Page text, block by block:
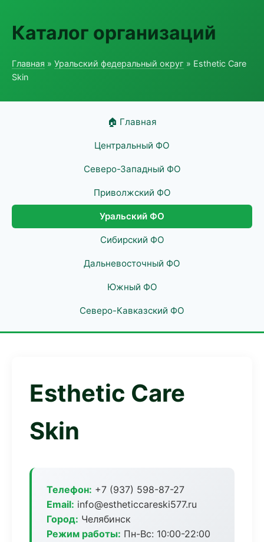
Каталог организаций
Главная » Уральский федеральный округ » Esthetic Care
Skin
🏠 Главная
Центральный ФО
Северо-Западный ФО
Приволжский ФО
Уральский ФО
Сибирский ФО
Дальневосточный ФО
Южный ФО
Северо-Кавказский ФО
Esthetic Care
Skin
Телефон: +7 (937) 598-87-27
Email: info@estheticcareski577.ru
Город: Челябинск
Режим работы: Пн-Вс: 10:00-22:00